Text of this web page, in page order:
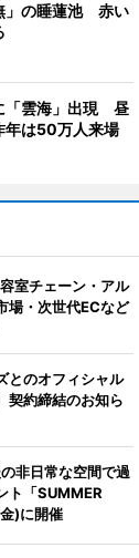
」の睡蓮池 赤い
「雲海」出現 昼
年は50万人来場
室チェーン・アル
・次世代ECなど
とのオフィシャル
契約締結のお知ら
非日常な空間で過
ト「SUMMER
)に開催